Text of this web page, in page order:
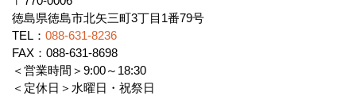
徳島県徳島市北矢三町3丁目1番79号
TEL： 088-631-8236
FAX：088-631-8698
＜営業時間＞9:00～18:30
＜定休日＞水曜日・祝祭日